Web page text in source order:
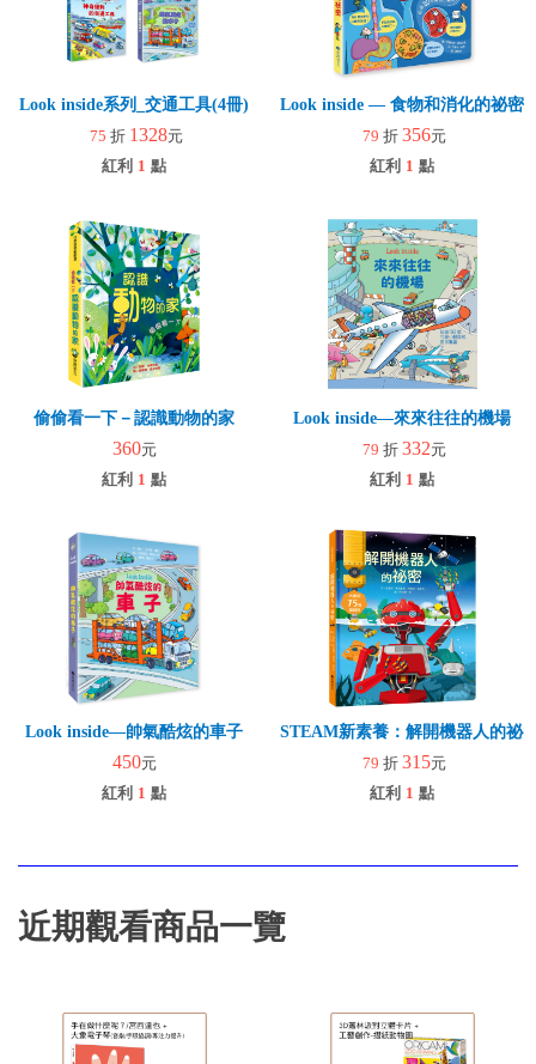
Look inside系列_交通工具(4冊)
75 折 1328元
紅利 1 點
Look inside — 食物和消化的祕密
79 折 356元
紅利 1 點
偷偷看一下－認識動物的家
360元
紅利 1 點
Look inside—來來往往的機場
79 折 332元
紅利 1 點
Look inside—帥氣酷炫的車子
450元
紅利 1 點
STEAM新素養：解開機器人的祕
79 折 315元
紅利 1 點
近期觀看商品一覽